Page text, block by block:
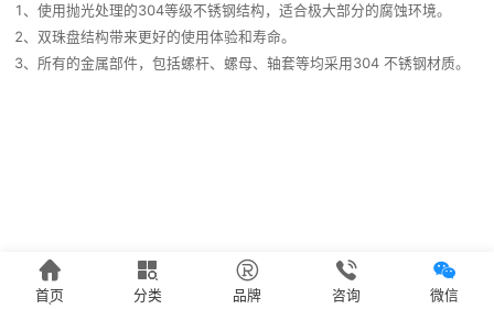
1、使用抛光处理的304等级不锈钢结构，适合极大部分的腐蚀环境。
2、双珠盘结构带来更好的使用体验和寿命。
3、所有的金属部件，包括螺杆、螺母、轴套等均采用304 不锈钢材质。

首页

分类

品牌

咨询

微信